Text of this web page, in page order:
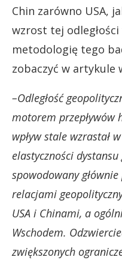
Chin zarówno USA,
wzrost tej
metodologię tego
zobaczyć w artykule
–Odległość
motorem przepływów
wpływ stale wzrastał
elastyczności
spowodowany
relacjami
USA i Chinami, a
Wschodem.
zwiększonych